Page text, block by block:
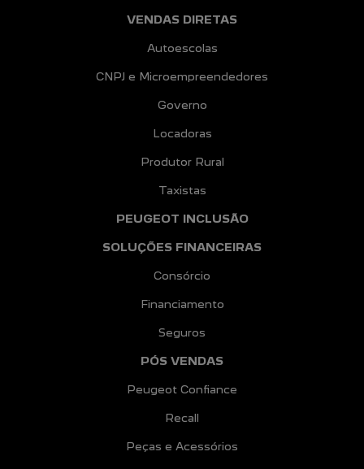
VENDAS DIRETAS
Autoescolas
CNPJ e Microempreendedores
Governo
Locadoras
Produtor Rural
Taxistas
PEUGEOT INCLUSÃO
SOLUÇÕES FINANCEIRAS
Consórcio
Financiamento
Seguros
PÓS VENDAS
Peugeot Confiance
Recall
Peças e Acessórios